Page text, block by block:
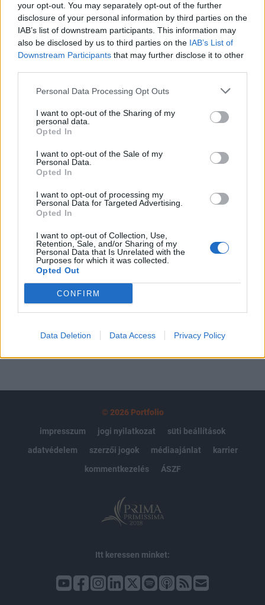
your opt-out. You may separately opt-out of the further
disclosure of your personal information by third parties on the
IAB’s list of downstream participants. This information may
also be disclosed by us to third parties on the IAB’s List of
Downstream Participants that may further disclose it to other
Personal Data Processing Opt Outs
I want to opt-out of the Sharing of my
personal data.
Opted In
I want to opt-out of the Sale of my
Personal Data.
Opted In
I want to opt-out of processing my
Personal Data for Targeted Advertising.
Opted In
I want to opt-out of Collection, Use,
Retention, Sale, and/or Sharing of my
Personal Data that Is Unrelated with the
Purposes for which it was collected.
Opted Out
CONFIRM
Data Deletion Data Access Privacy Policy
Altria Group (MO) Egy Illionis-állambeli fellebviteli bíróság
a tegnapi hivatalos zárás után kimondta, hogy nincs joga
ahhoz, hogy megszűntesse, vagy csökkentse azt a
legutóbb hozott határozatot, mely szerint a Philip Morris
utódcége lehetőség szerint elkerülném hogy több milliárd
teljes egészében 10.1 milliárd...
KEDVES OLVASÓNK!
A keresett cikk a portfolio.hu hírarchívumához
tartozik, melynek olvasása előfizetéses
Az előfizetés a következőket tartalmazza:
Portfolio.hu teljes cikkarchívum
Kötéslisták: BÉT elmúlt 2 év napon belüli
kötéslistái
© 2026 Portfolio
impresszum
jogi nyilatkozat
süti beállítások
adatvédelem
szerzői jogok médiaajánlat
karrier
kommentkezelés
ÁSZF
Itt keressen minket: